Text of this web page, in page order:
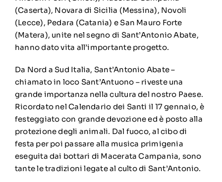
(Caserta), Novara di Sicilia (Messina), Novoli
(Lecce), Pedara (Catania) e San Mauro Forte
(Matera), unite nel segno di Sant’Antonio Abate,
hanno dato vita all’importante progetto.
Da Nord a Sud Italia, Sant’Antonio Abate –
chiamato in loco Sant’Antuono – riveste una
grande importanza nella cultura del nostro Paese.
Ricordato nel Calendario dei Santi il 17 gennaio, è
festeggiato con grande devozione ed è posto alla
protezione degli animali. Dal fuoco, al cibo di
festa per poi passare alla musica primigenia
eseguita dai bottari di Macerata Campania, sono
tante le tradizioni legate al culto di Sant’Antonio.